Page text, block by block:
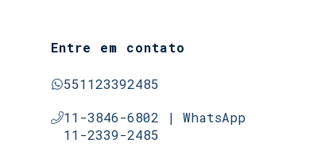
Entre em contato
551123392485
11-3846-6802 | WhatsApp
11-2339-2485